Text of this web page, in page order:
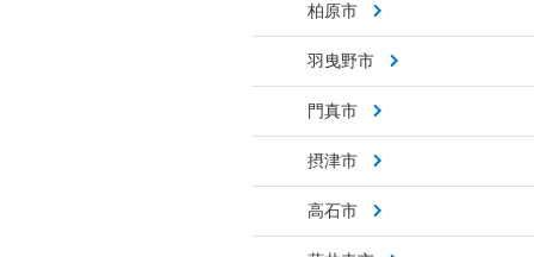
柏原市
羽曳野市
門真市
摂津市
高石市